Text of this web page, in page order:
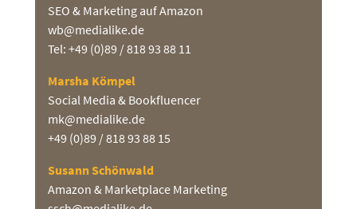
SEO & Marketing auf Amazon
wb@medialike.de
Tel: +49 (0)89 / 818 93 88 11
Marsha Kömpel
Social Media & Bookfluencer
mk@medialike.de
+49 (0)89 / 818 93 88 15
Susann Schönwald
Amazon & Marketplace Marketing